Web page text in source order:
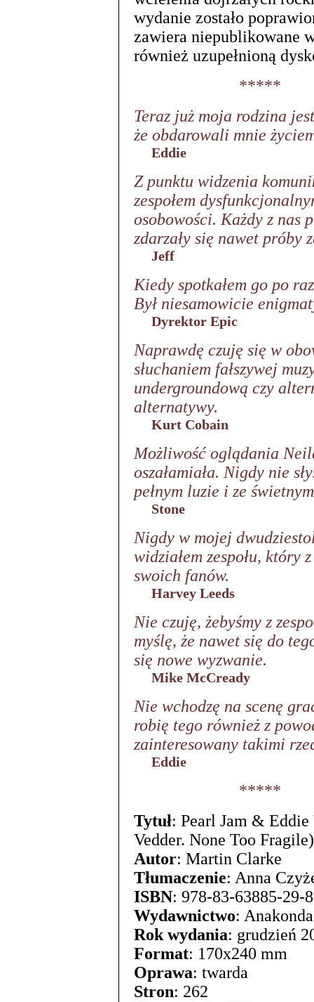
wydanie zostało
zawiera niepublikowane
również uzupełnioną
*****
Teraz już moja rodzina
że obdarowali mnie
Eddie
Z punktu widzenia
zespołem
osobowości. Każdy z nas
zdarzały się nawet próby
Jeff
Kiedy spotkałem go po
Był niesamowicie
Dyrektor Epic
Naprawdę czuję się w
słuchaniem fałszywej
undergroundową czy
alternatywy.
Kurt Cobain
Możliwość oglądania
oszałamiała. Nigdy nie
pełnym luzie i ze
Stone
Nigdy w mojej
widziałem zespołu, który
swoich fanów.
Harvey Leeds
Nie czuję, żebyśmy z
myślę, że nawet się do
się nowe wyzwanie.
Mike McCready
Nie wchodzę na scenę
robię tego również z
zainteresowany takimi
Eddie
*****
Tytuł: Pearl Jam &
Vedder. None Too Fragile)
Autor: Martin Clarke
Tłumaczenie: Anna
ISBN: 978-83-63885-29-8
Wydawnictwo: Anakonda
Rok wydania: grudzień
Format: 170x240 mm
Oprawa: twarda
Stron: 262